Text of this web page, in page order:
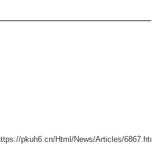
pkuh6.cn/Html/News/Articles/6867.html